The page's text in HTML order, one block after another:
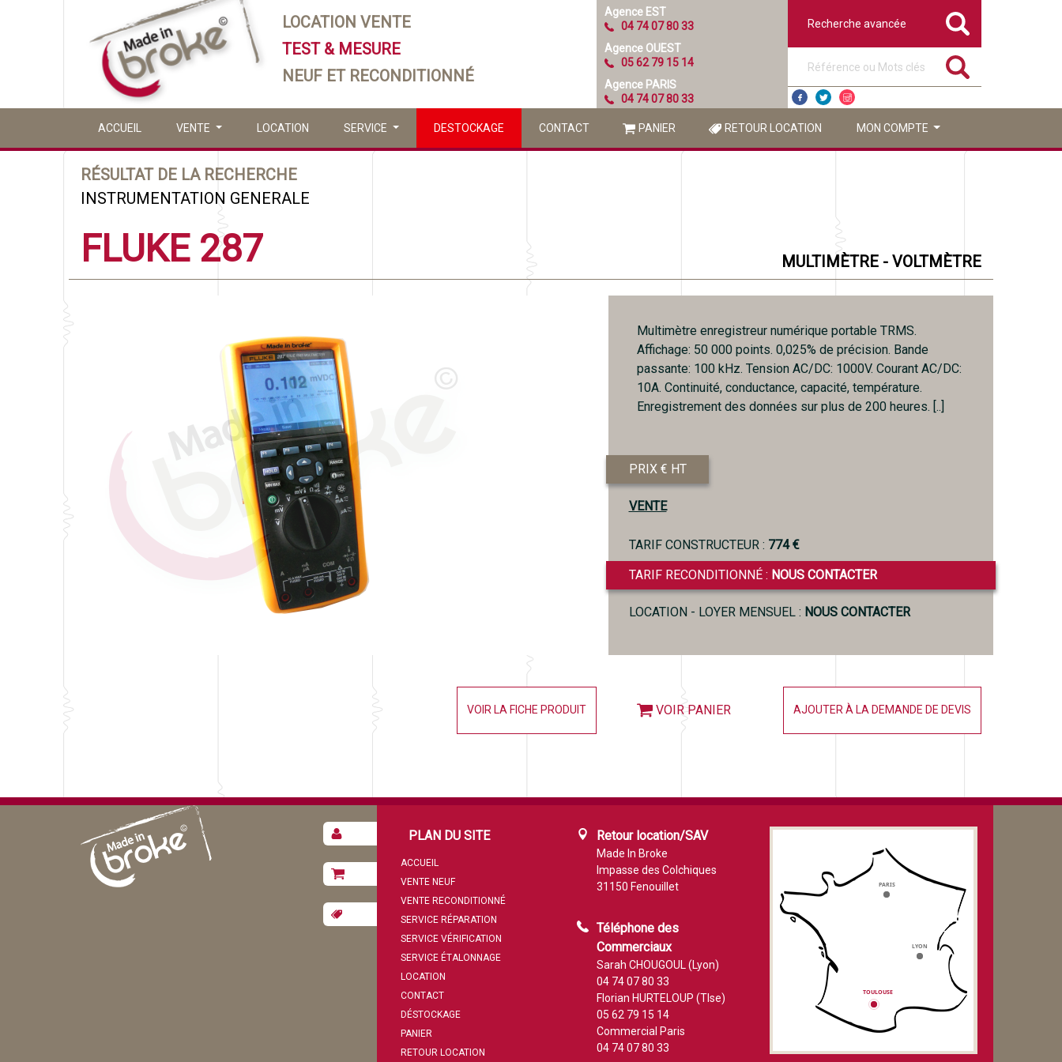
LOCATION VENTE
TEST & MESURE
NEUF ET RECONDITIONNÉ
Agence EST
04 74 07 80 33
Agence OUEST
05 62 79 15 14
Agence PARIS
04 74 07 80 33
Recherche avancée
ACCUEIL VENTE LOCATION SERVICE DESTOCKAGE CONTACT PANIER RETOUR LOCATION MON COMPTE
RÉSULTAT DE LA RECHERCHE
INSTRUMENTATION GENERALE
FLUKE 287 MULTIMÈTRE - VOLTMÈTRE
Multimètre enregistreur numérique portable TRMS.
Affichage: 50 000 points. 0,025% de précision. Bande
passante: 100 kHz. Tension AC/DC: 1000V. Courant AC/DC:
10A. Continuité, conductance, capacité, température.
Enregistrement des données sur plus de 200 heures. [..]
PRIX € HT
VENTE
TARIF CONSTRUCTEUR : 774 €
TARIF RECONDITIONNÉ : NOUS CONTACTER
LOCATION - LOYER MENSUEL : NOUS CONTACTER
VOIR LA FICHE PRODUIT VOIR PANIER AJOUTER À LA DEMANDE DE DEVIS
PLAN DU SITE
ACCUEIL
VENTE NEUF
VENTE RECONDITIONNÉ
SERVICE RÉPARATION
SERVICE VÉRIFICATION
SERVICE ÉTALONNAGE
LOCATION
CONTACT
DÉSTOCKAGE
PANIER
RETOUR LOCATION
Retour location/SAV
Made In Broke
Impasse des Colchiques
31150 Fenouillet
Téléphone des
Commerciaux
Sarah CHOUGOUL (Lyon)
04 74 07 80 33
Florian HURTELOUP (Tlse)
05 62 79 15 14
Commercial Paris
04 74 07 80 33